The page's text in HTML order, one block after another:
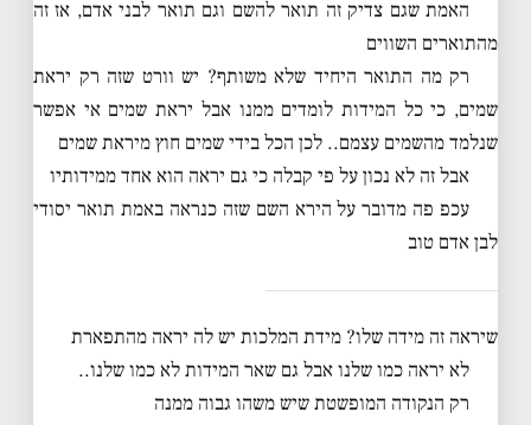
האמת שגם צדיק זה תואר להשם וגם תואר לבני אדם, אז זה
מהתוארים השווים
רק מה התואר היחיד שלא משותף? יש וורט שזה רק יראת
שמים, כי כל המידות לומדים ממנו אבל יראת שמים אי אפשר
שנלמד מהשמים עצמם.. לכן הכל בידי שמים חוץ מיראת שמים
אבל זה לא נכון על פי קבלה כי גם יראה הוא אחד ממידותיו
עכפ פה מדובר על הירא השם שזה כנראה באמת תואר יסודי
לבן אדם טוב
שיראה זה מידה שלו? מידת המלכות יש לה יראה מהתפארת
לא יראה כמו שלנו אבל גם שאר המידות לא כמו שלנו..
רק הנקודה המופשטת שיש משהו גבוה ממנה